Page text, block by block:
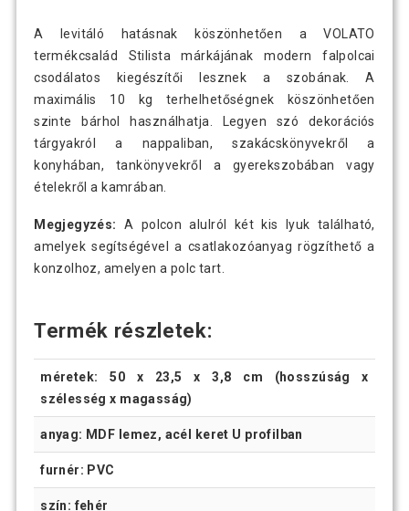
A levitáló hatásnak köszönhetően a VOLATO
termékcsalád Stilista márkájának modern falpolcai
csodálatos kiegészítői lesznek a szobának. A
maximális 10 kg terhelhetőségnek köszönhetően
szinte bárhol használhatja. Legyen szó dekorációs
tárgyakról a nappaliban, szakácskönyvekről a
konyhában, tankönyvekről a gyerekszobában vagy
ételekről a kamrában.
Megjegyzés:
A polcon alulról két kis lyuk található,
amelyek segítségével a csatlakozóanyag rögzíthető a
konzolhoz, amelyen a polc tart.
Termék részletek:
méretek: 50 x 23,5 x 3,8 cm (hosszúság x
szélesség x magasság)
anyag: MDF lemez, acél keret U profilban
furnér: PVC
szín: fehér